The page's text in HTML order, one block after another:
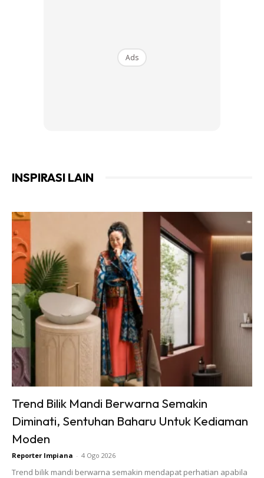
2. Celupkan kain atau tuala bersih kedalam campuran. Tak
perlu terlalu basah tapi anda perlu pastikan minyak dan jus
lemon dicelup sama rata kerana minyak dan jus tidak akan
sebati.
Ads
INSPIRASI LAIN
Trend Bilik Mandi Berwarna Semakin
Diminati, Sentuhan Baharu Untuk Kediaman
Moden
Reporter Impiana - 4 Ogo 2026
Trend bilik mandi berwarna semakin mendapat perhatian apabila